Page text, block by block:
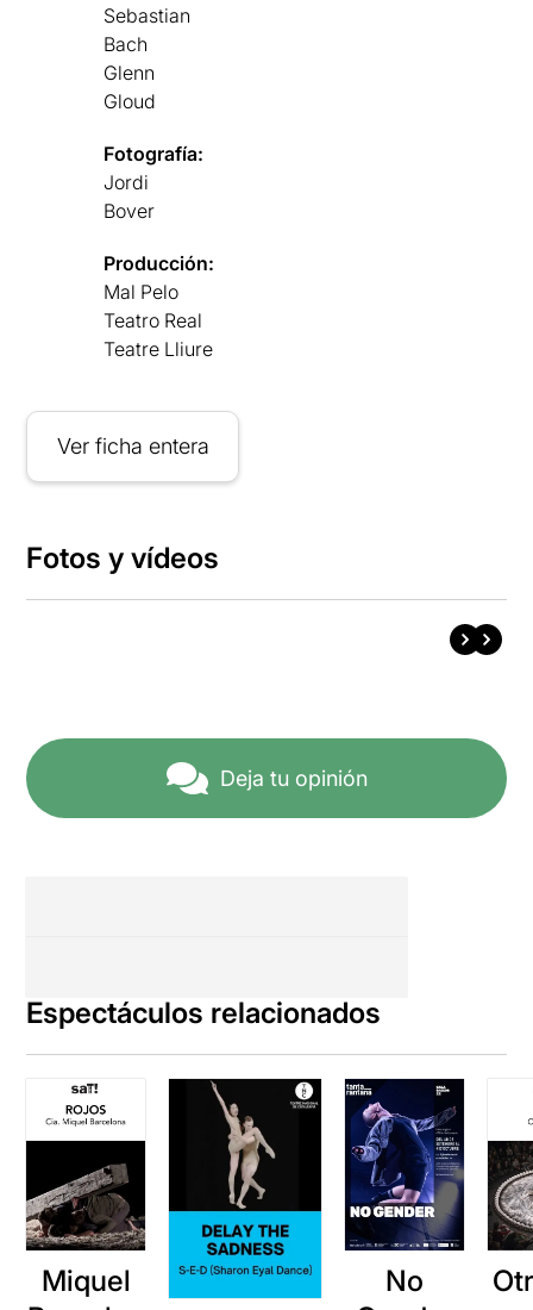
Sebastian
Bach
Glenn
Gloud
Fotografía:
Jordi
Bover
Producción:
Mal Pelo
Teatro Real
Teatre Lliure
Ver ficha entera
Fotos y vídeos
Deja tu opinión
Espectáculos relacionados
Miquel
No